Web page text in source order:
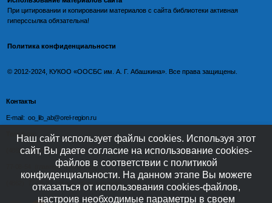
При цитировании и копировании материалов с сайта библиотеки активная
гиперссылка обязательна!
Политика конфиденциальности
©️ 2012-2024, КУКОО «ООСБС им. А. Г. Абашкина». Все права защищены.
Контакты
E-mail: oo_lib_ab@orel-region.ru
Телефон:
(4862) 77-09-75 (директор),
77-08-54 (главный бухгалтер),
Наш сайт использует файлы cookies. Используя этот
сайт, Вы даете согласие на использование cookies-
файлов в соответствии с политикой
конфиденциальности. На данном этапе Вы можете
отказаться от использования cookies-файлов,
настроив необходимые параметры в своем